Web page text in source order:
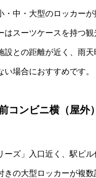
・中・大型のロッカー
はスーツケースを持つ
設との距離が近く、雨天
い場合におすすめです。
コンビニ横（屋外
ーズ」入口近く、駅ビ
きの大型ロッカーが複数